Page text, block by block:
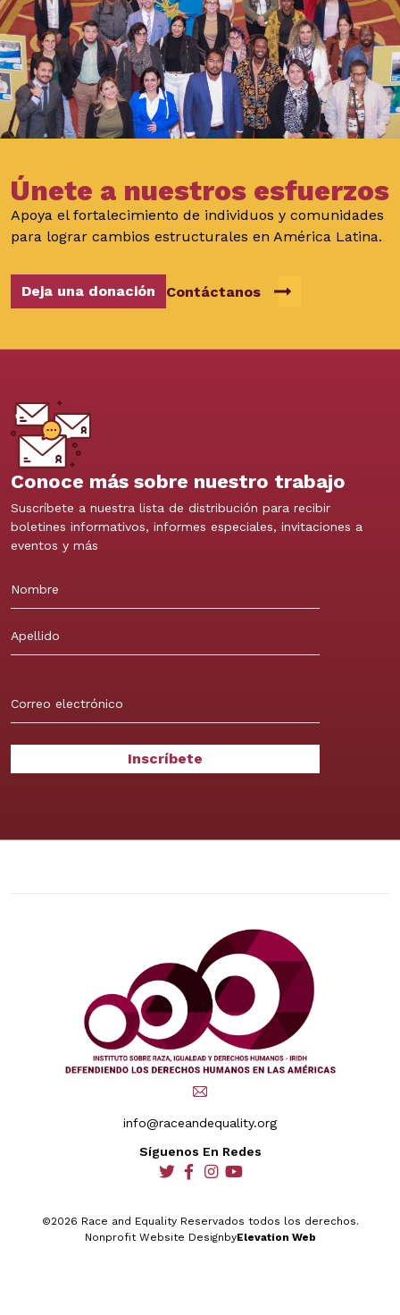
Únete a nuestros esfuerzos
Apoya el fortalecimiento de individuos y comunidades
para lograr cambios estructurales en América Latina.
Deja una donación Contáctanos
Conoce más sobre nuestro trabajo
Suscríbete a nuestra lista de distribución para recibir
boletines informativos, informes especiales, invitaciones a
eventos y más
info@raceandequality.org
Síguenos En Redes
socialsocialsocialsocial
©2026 Race and Equality Reservados todos los derechos.
Nonprofit Website DesignbyElevation Web